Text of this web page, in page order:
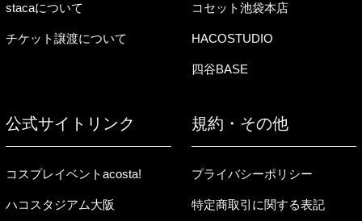
stacaについて
チケット譲渡について
コセット池袋本店
HACOSTUDIO
四谷BASE
公式サイトリンク
コスプレイベントacosta!
ハコスタジアム大阪
規約・その他
プライバシーポリシー
特定商取引に関する表記